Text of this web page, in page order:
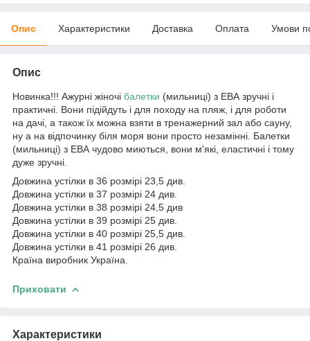
Опис Характеристики Доставка Оплата Умови
Опис
Новинка!!! Ажурні жіночі балетки (мильниці) з ЕВА зручні і
практичні. Вони підійдуть і для походу на пляж, і для роботи
на дачі, а також їх можна взяти в тренажерний зал або сауну,
ну а на відпочинку біля моря вони просто незамінні. Балетки
(мильниці) з ЕВА чудово миються, вони м'які, еластичні і тому
дуже зручні.
Довжина устілки в 36 розмірі 23,5 див.
Довжина устілки в 37 розмірі 24 див.
Довжина устілки в 38 розмірі 24,5 див
Довжина устілки в 39 розмірі 25 див.
Довжина устілки в 40 розмірі 25,5 див.
Довжина устілки в 41 розмірі 26 див.
Країна виробник Україна.
Приховати
Характеристики